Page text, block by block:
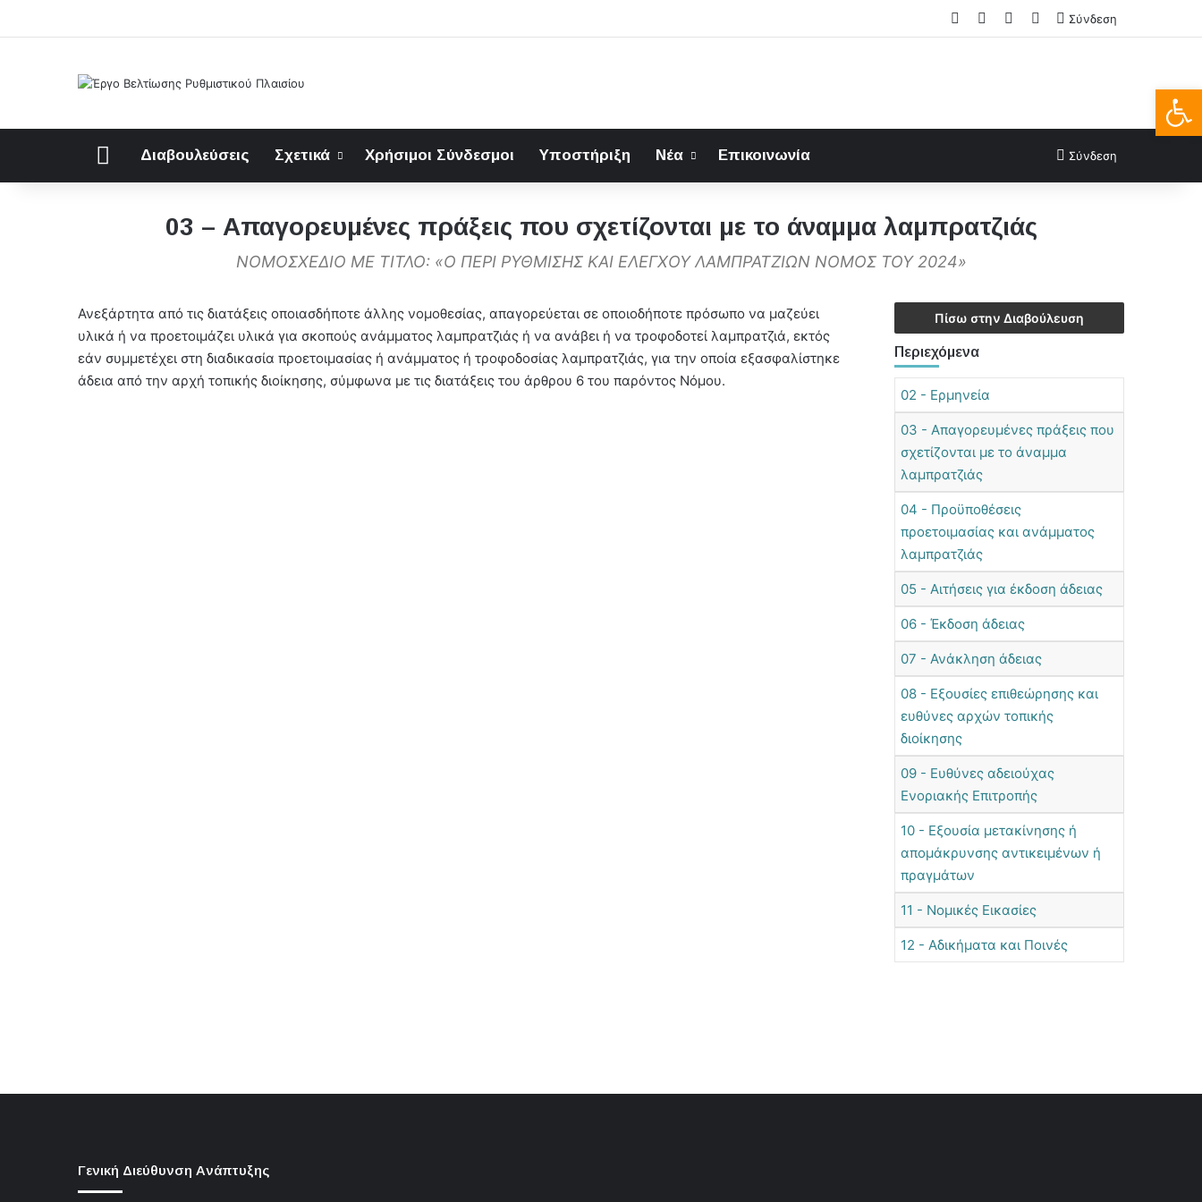
Facebook LinkedIn
FAQsΣύνδεση
ΑρχικήΔιαβουλεύσεις Σχετικά Χρήσιμοι Σύνδεσμοι Υποστήριξη Νέα Επικοινωνία Σύνδεση
03 – Απαγορευμένες πράξεις που σχετίζονται με το άναμμα λαμπρατζιάς
ΝΟΜΟΣΧΕΔΙΟ ΜΕ ΤΙΤΛΟ: «Ο ΠΕΡΙ ΡΥΘΜΙΣΗΣ ΚΑΙ ΕΛΕΓΧΟΥ ΛΑΜΠΡΑΤΖΙΩΝ ΝΟΜΟΣ ΤΟΥ 2024»
Ανεξάρτητα από τις διατάξεις οποιασδήποτε άλλης νομοθεσίας, απαγορεύεται σε οποιοδήποτε πρόσωπο να μαζεύει
υλικά ή να προετοιμάζει υλικά για σκοπούς ανάμματος λαμπρατζιάς ή να ανάβει ή να τροφοδοτεί λαμπρατζιά, εκτός
εάν συμμετέχει στη διαδικασία προετοιμασίας ή ανάμματος ή τροφοδοσίας λαμπρατζιάς, για την οποία εξασφαλίστηκε
άδεια από την αρχή τοπικής διοίκησης, σύμφωνα με τις διατάξεις του άρθρου 6 του παρόντος Νόμου.
Πίσω στην Διαβούλευση
Περιεχόμενα
02 - Ερμηνεία
03 - Απαγορευμένες πράξεις που
σχετίζονται με το άναμμα
λαμπρατζιάς
04 - Προϋποθέσεις
προετοιμασίας και ανάμματος
λαμπρατζιάς
05 - Αιτήσεις για έκδοση άδειας
06 - Έκδοση άδειας
07 - Ανάκληση άδειας
08 - Εξουσίες επιθεώρησης και
ευθύνες αρχών τοπικής
διοίκησης
09 - Ευθύνες αδειούχας
Ενοριακής Επιτροπής
10 - Εξουσία μετακίνησης ή
απομάκρυνσης αντικειμένων ή
πραγμάτων
11 - Νομικές Εικασίες
12 - Αδικήματα και Ποινές
Γενική Διεύθυνση Ανάπτυξης